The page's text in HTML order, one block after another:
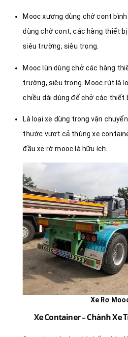
Mooc xương dùng chở cont
dùng chở cont, các hàng thiết
siêu trường, siêu trọng.
Mooc lùn dùng chở các hàng
trường, siêu trọng. Mooc rút là
chiều dài dùng để chở các thiết
Là loại xe dùng trong vận
thước vượt cả thùng xe
đầu xe rờ mooc là hữu ích.
Xe Rơ
Xe Container – Chành Xe